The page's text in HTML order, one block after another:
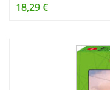
18,29 €